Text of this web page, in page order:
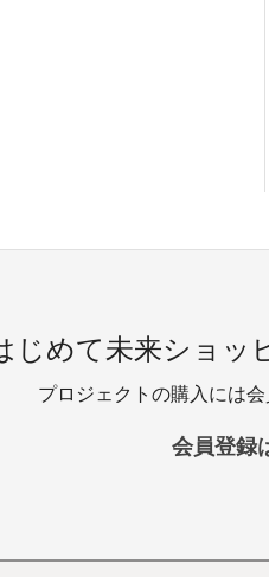
じめて未来ショッ
プロジェクトの購入には
会員登録